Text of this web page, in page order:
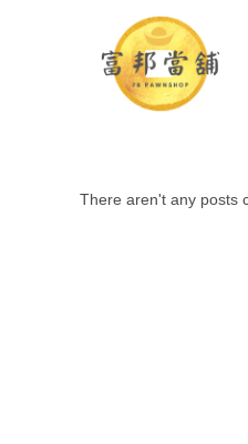
There aren't any posts